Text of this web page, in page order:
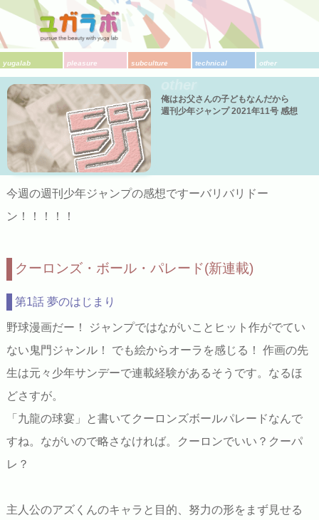
yugalab pleasure subculture technical other
俺はお父さんの子どもなんだから
週刊少年ジャンプ 2021年11号 感想
今週の週刊少年ジャンプの感想ですーバリバリドー
ン！！！！！
クーロンズ・ボール・パレード(新連載)
第1話 夢のはじまり
野球漫画だー！ ジャンプではながいことヒット作がでてい
ない鬼門ジャンル！ でも絵からオーラを感じる！ 作画の先
生は元々少年サンデーで連載経験があるそうです。なるほ
どさすが。
「九龍の球宴」と書いてクーロンズボールパレードなんで
すね。ながいので略さなければ。クーロンでいい？クーパ
レ？
主人公のアズくんのキャラと目的、努力の形をまず見せる